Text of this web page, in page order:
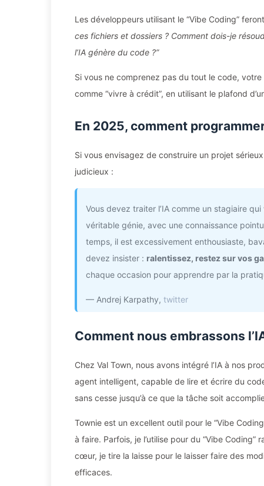
Les développeurs utilisant le “Vibe Coding”
ces fichiers et dossiers ? Comment dois-je
l’IA génère du code ?”
Si vous ne comprenez pas du tout le code, votre
comme “vivre à crédit”, en utilisant le plafond
En 2025, comment
Si vous envisagez de construire un projet
judicieux :
Vous devez traiter l’IA comme un stagiaire
véritable génie, avec une connaissance
temps, il est excessivement enthousiaste,
devez insister : ralentissez, restez sur vos
chaque occasion pour apprendre par la
— Andrej Karpathy, twitter
Comment nous embrassons
Chez Val Town, nous avons intégré l’IA à nos
agent intelligent, capable de lire et écrire du
sans cesse jusqu’à ce que la tâche soit
Townie est un excellent outil pour le “Vibe
à faire. Parfois, je l’utilise pour du “Vibe
cœur, je tire la laisse pour le laisser faire des
efficaces.